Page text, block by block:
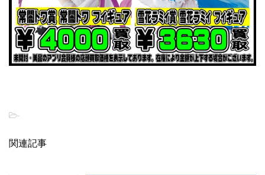
-
関連記事